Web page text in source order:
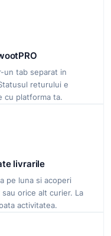
un tab separat in
returului e
cu platforma ta.
livrarile
pe luna si acoperi
orice alt curier. La
activitatea.